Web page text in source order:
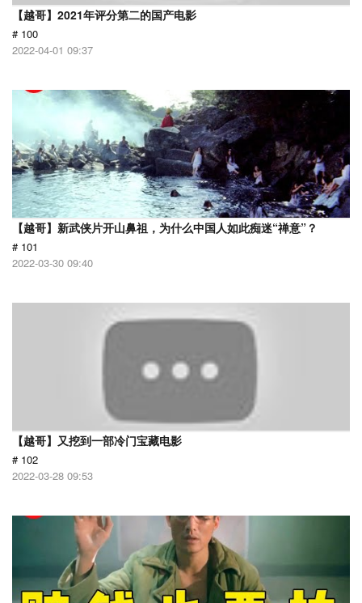
【越哥】2021年评分第二的国产电影
# 100
2022-04-01 09:37
【越哥】新武侠片开山鼻祖，为什么中国人如此痴迷“禅意”？
# 101
2022-03-30 09:40
【越哥】又挖到一部冷门宝藏电影
# 102
2022-03-28 09:53